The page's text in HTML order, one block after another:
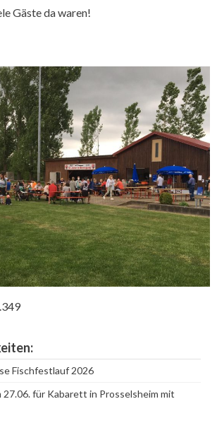
Gäste da waren!
Fischfestlauf 2026
für Kabarett in Prosselsheim mit